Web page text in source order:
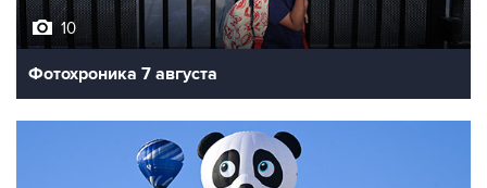
Фотохроника 7 августа